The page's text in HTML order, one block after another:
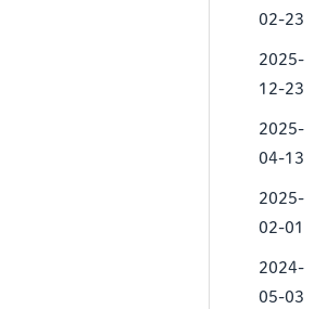
02-23
2025-
12-23
2025-
04-13
2025-
02-01
2024-
05-03